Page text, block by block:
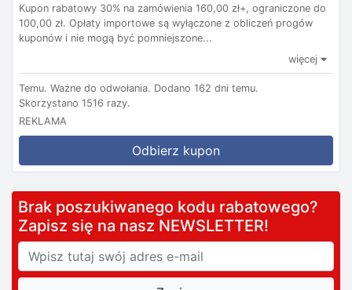
Kupon rabatowy 30% na zamówienia 160,00 zł+, ograniczone do
100,00 zł. Opłaty importowe są wyłączone z obliczeń progów
kuponów i nie mogą być pomniejszone...
więcej
Temu. Ważne do odwołania. Dodano 162 dni temu.
Skorzystano 1516 razy.
REKLAMA
Odbierz kupon
Brak poszukiwanego kodu rabatowego?
Zapisz się na nasz NEWSLETTER!